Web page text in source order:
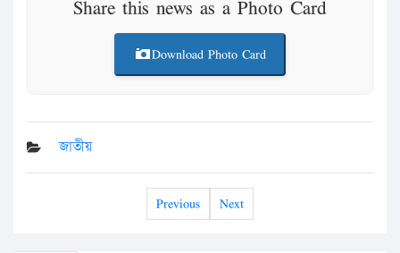
Share this news as a Photo Card
Download Photo Card
জাতীয়
Previous Next